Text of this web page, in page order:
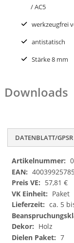
/ AC5
werkzeugfrei
antistatisch
Stärke 8 mm
Downloads
DATENBLATT/GPSR
Datenblatt/GPSR
57,81 €
Paket
ca. 5
Holz
7